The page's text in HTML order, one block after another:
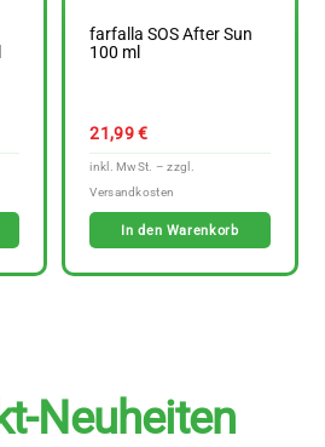
farfalla SOS After Sun
100 ml
21,99€
In den Warenkorb
Neuheiten